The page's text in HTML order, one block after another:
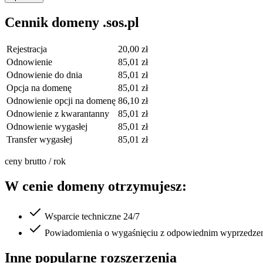
Cennik domeny .sos.pl
Rejestracja
20,00 zł
Odnowienie
85,01 zł
Odnowienie do dnia
85,01 zł
Opcja na domenę
85,01 zł
Odnowienie opcji na domenę 86,10 zł
Odnowienie z kwarantanny
85,01 zł
Odnowienie wygasłej
85,01 zł
Transfer wygasłej
85,01 zł
ceny brutto / rok
W cenie domeny otrzymujesz:
Wsparcie techniczne 24/7
Powiadomienia o wygaśnięciu z odpowiednim
Inne popularne rozszerzenia